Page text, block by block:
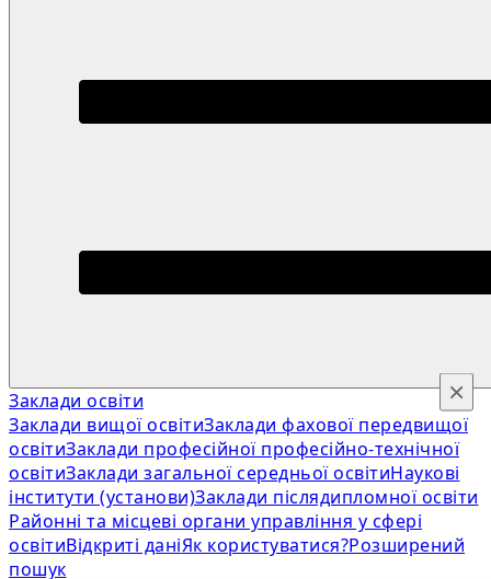
Заклади освіти
Заклади вищої освітиЗаклади фахової передвищої
освітиЗаклади професійної професійно-технічної
освітиЗаклади загальної середньої освітиНаукові
інститути (установи)Заклади післядипломної освіти
Районні та місцеві органи управління у сфері
освітиВідкриті даніЯк користуватися?Розширений
пошук
×